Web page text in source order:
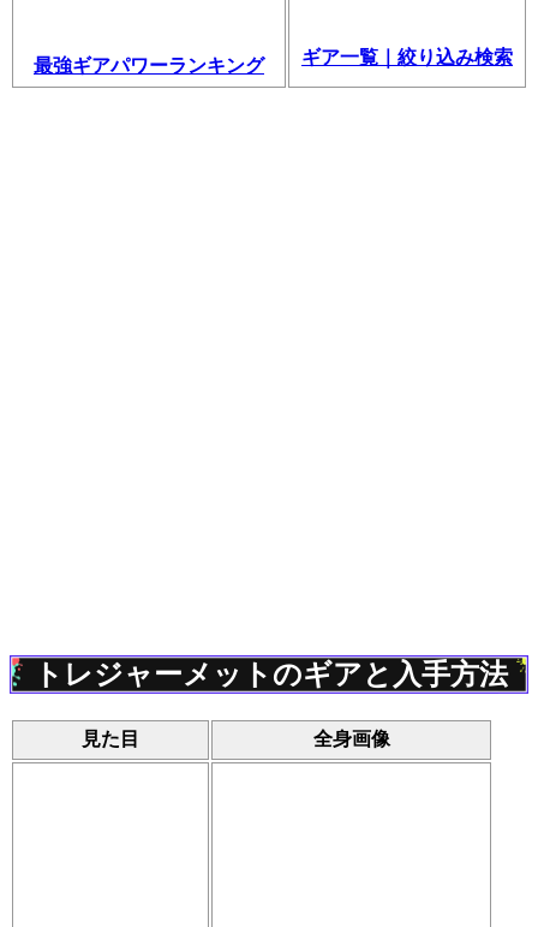
最強ギアパワーランキング ギア一覧｜絞り込み検索
トレジャーメットのギアと入手方法
見た目 全身画像